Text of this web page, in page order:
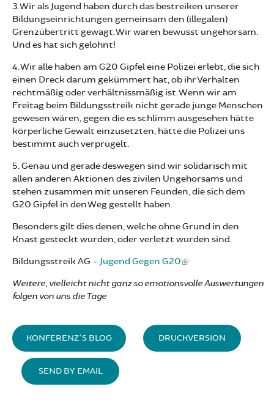
3. Wir als Jugend haben durch das bestreiken unserer
Bildungseinrichtungen gemeinsam den (illegalen)
Grenzübertritt gewagt. Wir waren bewusst ungehorsam.
Und es hat sich gelohnt!
4. Wir alle haben am G20 Gipfel eine Polizei erlebt, die sich
einen Dreck darum gekümmert hat, ob ihr Verhalten
rechtmäßig oder verhältnissmäßig ist. Wenn wir am
Freitag beim Bildungsstreik nicht gerade junge Menschen
gewesen wären, gegen die es schlimm ausgesehen hätte
körperliche Gewalt einzusetzten, hätte die Polizei uns
bestimmt auch verprügelt.
5. Genau und gerade deswegen sind wir solidarisch mit
allen anderen Aktionen des zivilen Ungehorsams und
stehen zusammen mit unseren Feunden, die sich dem
G20 Gipfel in den Weg gestellt haben.
Besonders gilt dies denen, welche ohne Grund in den
Knast gesteckt wurden, oder verletzt wurden sind.
Bildungsstreik AG - Jugend Gegen G20
Weitere, vielleicht nicht ganz so emotionsvolle Auswertungen
folgen von uns die Tage
KONFERENZ'S BLOG DRUCKVERSION
SEND BY EMAIL